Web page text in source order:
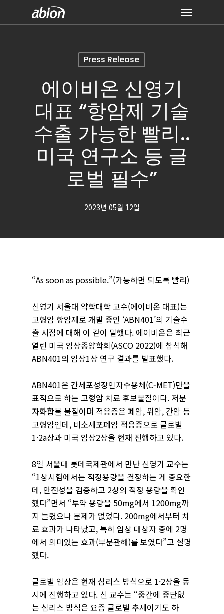
Menu
Press Release
에이비온 신영기
대표 “항암제 기술
수출 가능한 빨리..
미국 연구소 등 글
로벌 필수”
2023년 05월 12일
“As soon as possible.”(가능하면 되도록 빨리)
신영기 서울대 약학대학 교수(에이비온 대표)는
고형암 항암제로 개발 중인 ‘ABN401’의 기술수
출 시점에 대해 이 같이 말했다. 에이비온은 최근
열린 미국 임상종양학회(ASCO 2022)에 참석해
ABN401의 임상1상 연구 결과를 발표했다.
ABN401은 간세포성장인자수용체(C-MET)만을
표적으로 하는 고형암 치료 후보물질이다. 저분
자화합물 물질이며 적응증은 폐암, 위암, 간암 등
고형암인데, 비소세포폐암 적응증으로 글로벌
1·2a상과 미국 임상2상을 현재 진행하고 있다.
8일 서울대 롯데국제관에서 만난 신영기 교수는
“1상시험에서는 적정용량을 결정하는 게 중요한
데, 안전성을 검증하고 2상의 적정 용량을 확인
했다”면서 “투약 용량을 50mg에서 1200mg까
지 늘렸으나 문제가 없었다. 200mg에서부터 치
료 효과가 나타났고, 특히 임상 대상자 중에 2명
에서 의미있는 효과(부분관해)를 보였다”고 설명
했다.
글로벌 임상은 현재 심리스 방식으로 1·2상을 동
시에 진행하고 있다. 신 교수는 “중간에 중단없
는 심리스 방식은 요즘 글로벌 추세이기도 하